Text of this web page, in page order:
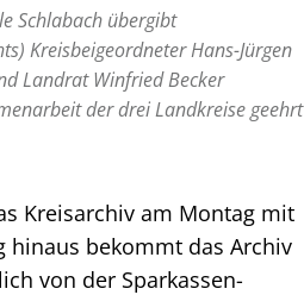
Schlabach übergibt
Kreisbeigeordneter Hans-Jürgen
Landrat Winfried Becker
der drei Landkreise geehrt
Kreisarchiv am Montag mit
hinaus bekommt das Archiv
von der Sparkassen-